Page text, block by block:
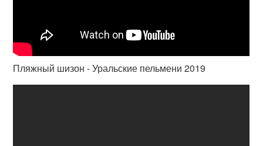
Пляжный шизон - Уральские пельмени 2019